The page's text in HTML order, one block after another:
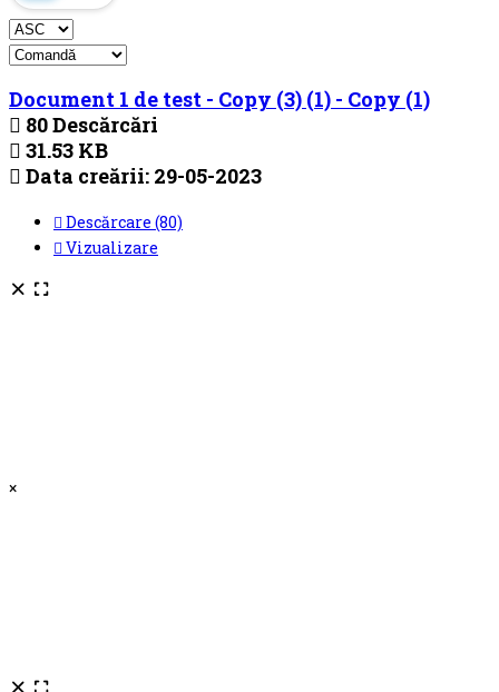
Document 1 de test - Copy (3) (1) - Copy (1)
80 Descărcări
31.53 KB
Data creării: 29-05-2023
Descărcare (80)
Vizualizare
×